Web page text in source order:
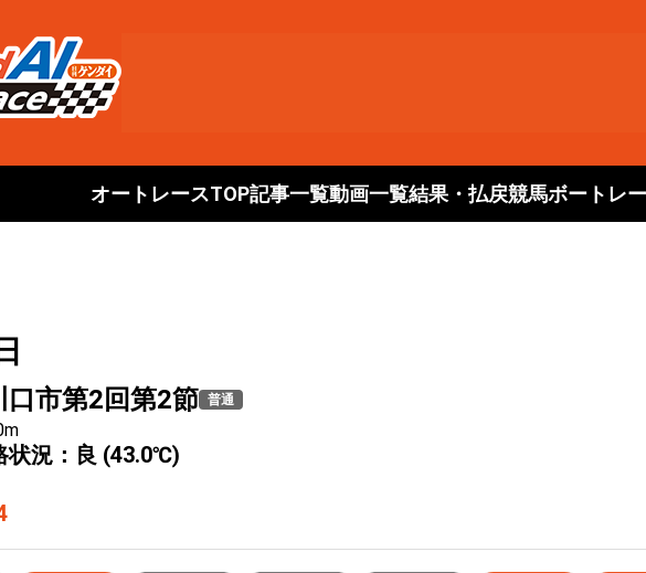
オートレースTOP記事一覧動画一覧結果・払戻競馬ボートレ
口市第2回第2節 普通
況：良 (43.0℃)